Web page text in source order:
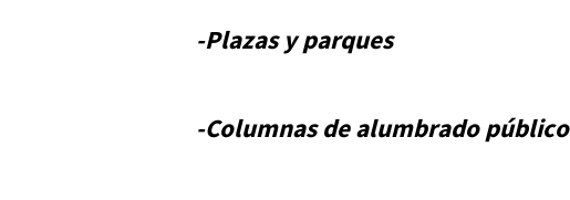
-Plazas y parques
-Columnas de alumbrado público